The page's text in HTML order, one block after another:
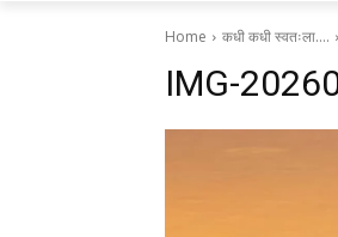
Home कधी कधी स्वतःला….
IMG-